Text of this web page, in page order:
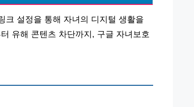
크 설정을 통해 자녀의 디지털 생활을
유해 콘텐츠 차단까지, 구글 자녀보호